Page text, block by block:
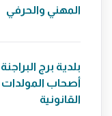
المهني والحرفي
بلدية برج
أصحاب المولدات
القانونية